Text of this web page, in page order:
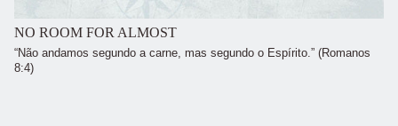
NO ROOM FOR ALMOST
“Não andamos segundo a carne, mas segundo o Espírito.” (Romanos
8:4)